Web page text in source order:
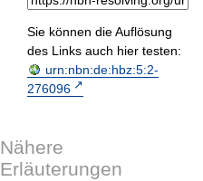
Sie können die Auflösung
des Links auch hier testen:
urn:nbn:de:hbz:5:2-
276096
Nähere
Erläuterungen